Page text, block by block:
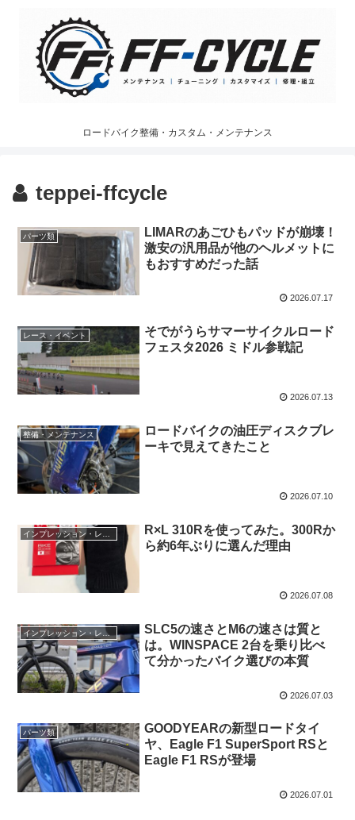
ロードバイク整備・カスタム・メンテナンス
teppei-ffcycle
パーツ類
LIMARのあごひもパッドが崩壊！
激安の汎用品が他のヘルメットに
もおすすめだった話
2026.07.17
レース・イベント
そでがうらサマーサイクルロード
フェスタ2026 ミドル参戦記
2026.07.13
整備・メンテナンス
ロードバイクの油圧ディスクブレ
ーキで見えてきたこと
2026.07.10
R×L 310Rを使ってみた。300Rか
ら約6年ぶりに選んだ理由
2026.07.08
インプレッション・レビュー
SLC5の速さとM6の速さは質と
は。WINSPACE 2台を乗り比べ
て分かったバイク選びの本質
2026.07.03
パーツ類
GOODYEARの新型ロードタイ
ヤ、Eagle F1 SuperSport RSと
Eagle F1 RSが登場
2026.07.01